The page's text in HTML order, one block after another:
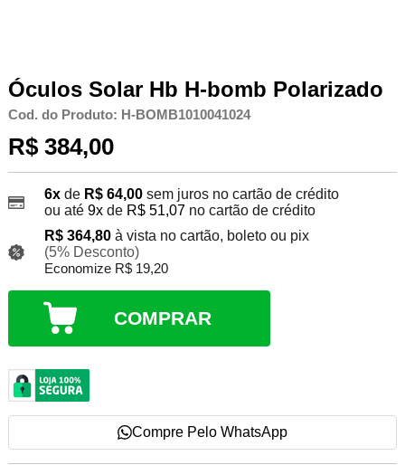
Óculos Solar Hb H-bomb Polarizado
Cod. do Produto: H-BOMB1010041024
R$ 384,00
6xde R$ 64,00 sem juros no cartão de crédito
ou até 9xde R$ 51,07no cartão de crédito
R$ 364,80 à vista no cartão, boleto ou pix
(5% Desconto)
Economize R$ 19,20
COMPRAR
Compre Pelo WhatsApp